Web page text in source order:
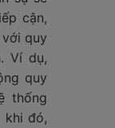
cận,
quy
Ví dụ,
quy
thống
khi đó,